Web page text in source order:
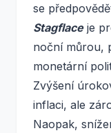
se
Stagflaceje
noční můrou,
monetární
Zvýšení
inflaci, ale
Naopak,